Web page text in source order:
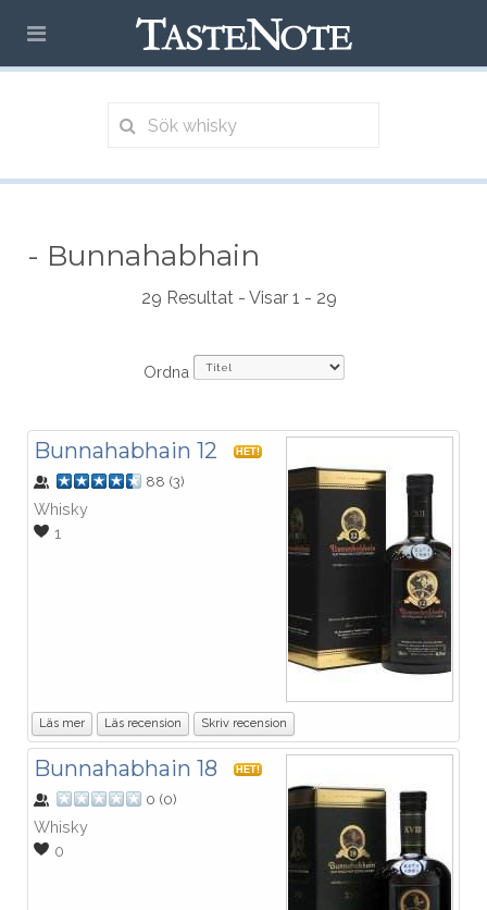
- Bunnahabhain
29 Resultat - Visar 1 - 29
Ordna
Bunnahabhain 12 HET!
88 (3)
Whisky
1
Läs mer Läs recension Skriv recension
Bunnahabhain 18 HET!
0 (0)
Whisky
0